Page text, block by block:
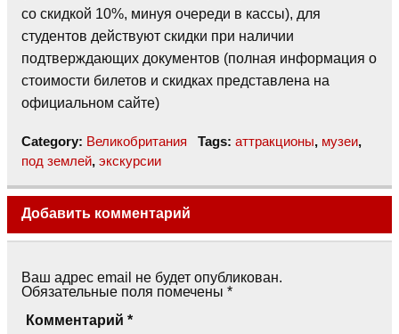
со скидкой 10%, минуя очереди в кассы), для
студентов действуют скидки при наличии
подтверждающих документов (полная информация о
стоимости билетов и скидках представлена на
официальном сайте)
Category: Великобритания Tags: аттракционы, музеи,
под землей, экскурсии
Добавить комментарий
Ваш адрес email не будет опубликован.
Обязательные поля помечены *
Комментарий *